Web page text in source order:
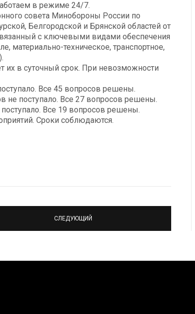
в режиме 24/7.
совета Минобороны России по
Белгородской и Брянской областей от
с ключевыми видами обеспечения
материально-техническое, транспортное,
их в суточный срок. При невозможности
Все 45 вопросов решены.
не поступало. Все 27 вопросов решены.
Все 19 вопросов решены.
Сроки соблюдаются.
СЛЕДУЮЩИЙ